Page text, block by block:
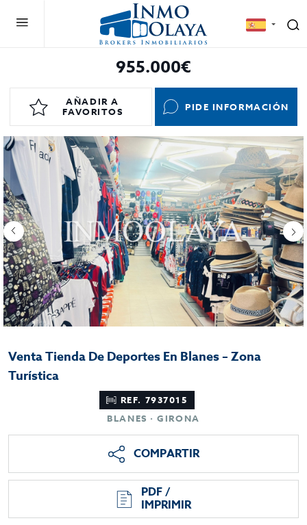
955.000€
AÑADIR A
FAVORITOS
PIDE INFORMACIÓN
Venta Tienda De Deportes En Blanes – Zona
Turística
REF. 7937015
BLANES · GIRONA
COMPARTIR
PDF /
IMPRIMIR